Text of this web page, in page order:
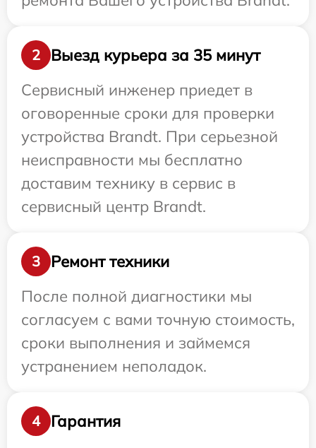
2
Выезд курьера за 35 минут
Сервисный инженер приедет в
оговоренные сроки для проверки
устройства Brandt. При серьезной
неисправности мы бесплатно
доставим технику в сервис в
сервисный центр Brandt.
3
Ремонт техники
После полной диагностики мы
согласуем с вами точную стоимость,
сроки выполнения и займемся
устранением неполадок.
4
Гарантия